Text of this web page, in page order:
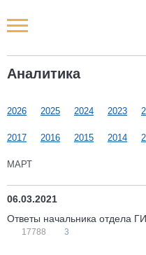
Аналитика
2026 2025 2024 2023
2017 2016 2015 2014
МАРТ
06.03.2021
Ответы начальника отдела
17788 3
Новости РФ
Наши мероприятия
Статьи